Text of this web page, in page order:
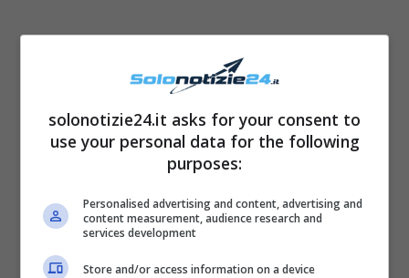
solonotizie24.it asks for your consent to
use your personal data for the following
purposes:
Personalised advertising and content, advertising and
content measurement, audience research and
services development
Store and/or access information on a device